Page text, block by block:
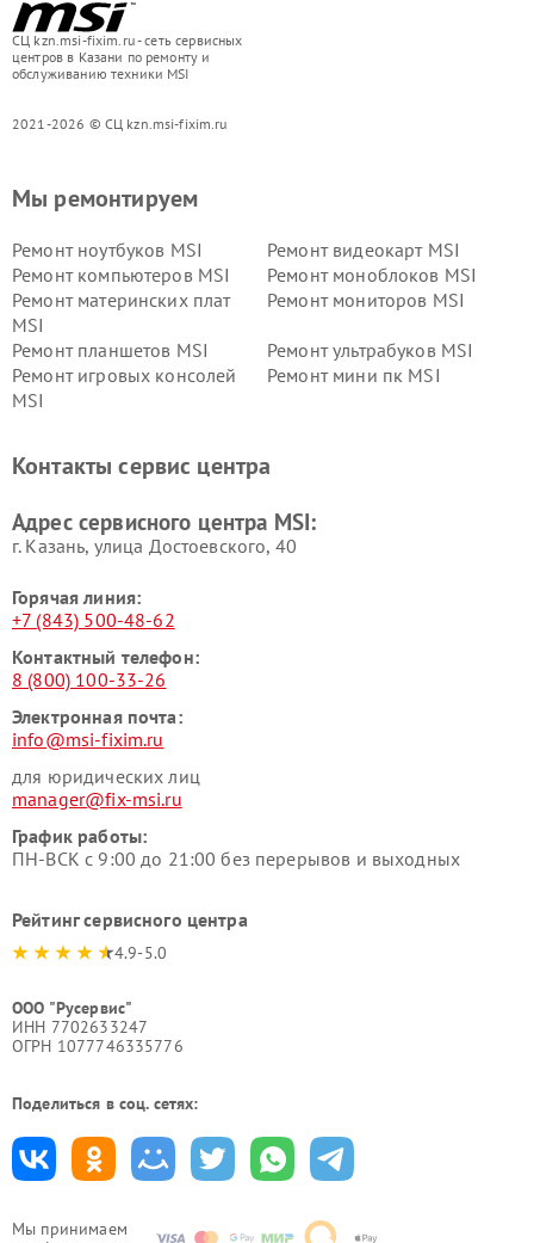
СЦ kzn.msi-fixim.ru - сеть сервисных
центров в Казани по ремонту и
обслуживанию техники MSI
2021-2026 © СЦ kzn.msi-fixim.ru
Мы принимаем
Мы ремонтируем
Ремонт ноутбуков MSI
Ремонт видеокарт MSI
Ремонт компьютеров MSI
Ремонт моноблоков MSI
Ремонт материнских плат
MSI
Ремонт мониторов MSI
Ремонт планшетов MSI
Ремонт ультрабуков MSI
Ремонт игровых консолей
MSI
Ремонт мини пк MSI
Контакты сервис центра
Адрес сервисного центра MSI:
г. Казань, улица Достоевского, 40
Горячая линия:
+7 (843) 500-48-62
Контактный телефон:
8 (800) 100-33-26
Электронная почта:
info@msi-fixim.ru
для юридических лиц
manager@fix-msi.ru
График работы:
ПН-ВСК с 9:00 до 21:00 без перерывов и выходных
Рейтинг сервисного центра
4.9-5.0
ООО "Русервис"
ИНН 7702633247
ОГРН 1077746335776
Поделиться в соц. сетях: